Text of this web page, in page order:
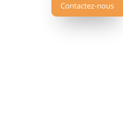
Contactez-nous